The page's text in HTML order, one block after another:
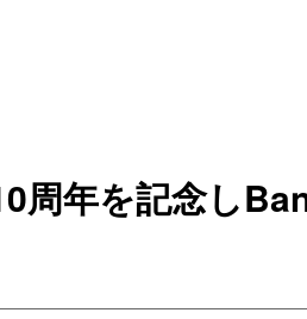
周年を記念し